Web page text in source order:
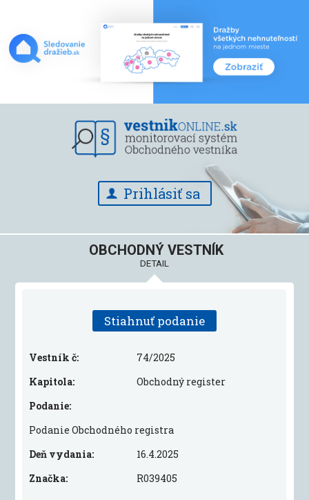
Prihlásiť sa
OBCHODNÝ VESTNÍK
DETAIL
Stiahnuť podanie
Vestník č:
74/2025
Kapitola:
Obchodný register
Podanie:
Podanie Obchodného registra
Deň vydania:
16.4.2025
Značka:
R039405